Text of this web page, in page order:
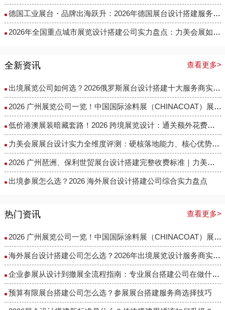
德国工业展台・品牌出海跃升：2026年德国展台设计搭建服务商选择指南
​2026年全国重点城市展览设计搭建公司实力盘点：力美会展如何做到性价比与专业度兼得？
全新资讯 查看更多>
出境展览公司如何选？2026俄罗斯展台设计搭建十大服务商实力盘点
2026 广州展览公司一览！中国国际涂料展（CHINACOAT）展台设计搭建服务商推荐
低价港澳展装暗藏套路！2026 跨境展览设计：通关额外花费避雷指南
力美会展展台设计实力全维度评测：硬核落地能力、核心优势与适配场景解析
2026 广州琶洲、保利世贸展台设计搭建完整收费标准｜力美会展分级包干报价，全程无隐形增项
出境参展怎么选？2026 海外展台设计搭建公司综合实力盘点
热门资讯 查看更多>
2026 广州展览公司一览！中国国际涂料展（CHINACOAT）展台设计搭建服务商推荐
海外展台设计搭建公司怎么选？2026年出境展览设计服务商实力全解析
企业参展从设计到撤展全流程指南：专业展台搭建公司在做什么？
预算有限展台搭建公司怎么选？参展展台搭建服务商选择技巧